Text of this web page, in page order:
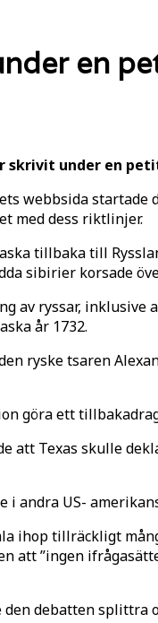
en
skrivit under en
webbsida startade
med dess riktlinjer.
tillbaka till
sibirier korsade
av ryssar,
år 1732.
ryske tsaren
göra ett
att Texas skulle
andra US-
ihop tillräckligt
att ”ingen
debatten splittra